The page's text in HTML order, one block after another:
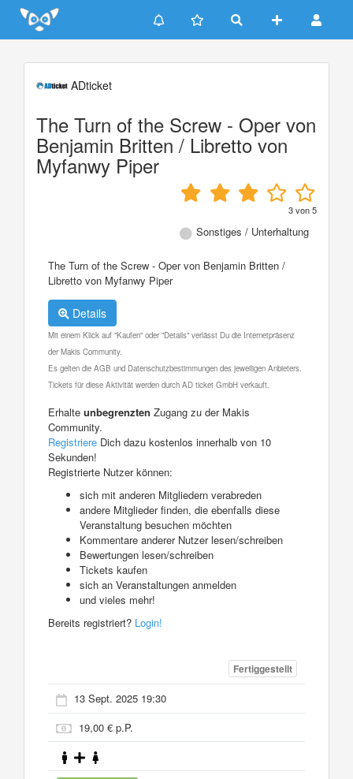
Update cookies preferences
ADticket
The Turn of the Screw - Oper von
Benjamin Britten / Libretto von
Myfanwy Piper
3von5
Sonstiges / Unterhaltung
The Turn of the Screw - Oper von Benjamin Britten /
Libretto von Myfanwy Piper
Details
Mit einem Klick auf "Kaufen" oder "Details" verlässt Du die Internetpräsenz
der Makis Community.
Es gelten die AGB und Datenschutzbestimmungen des jeweiligen Anbieters.
Tickets für diese Aktivität werden durch AD ticket GmbH verkauft.
Erhalte unbegrenzten Zugang zu der Makis
Community.
Registriere Dich dazu kostenlos innerhalb von 10
Sekunden!
Registrierte Nutzer können:
sich mit anderen Mitgliedern verabreden
andere Mitglieder finden, die ebenfalls diese
Veranstaltung besuchen möchten
Kommentare anderer Nutzer lesen/schreiben
Bewertungen lesen/schreiben
Tickets kaufen
sich an Veranstaltungen anmelden
und vieles mehr!
Bereits registriert? Login!
Fertiggestellt
13 Sept. 2025 19:30
19,00 € p.P.